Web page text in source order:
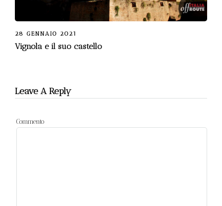
28 GENNAIO 2021
Vignola e il suo castello
Leave A Reply
Commento